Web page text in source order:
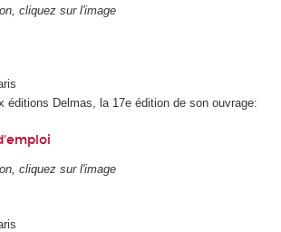
cliquez sur l'image
éditions Delmas, la 17e édition de son ouvrage:
cliquez sur l'image